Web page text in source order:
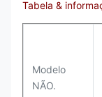
Tabela &
Modelo
NÃO.